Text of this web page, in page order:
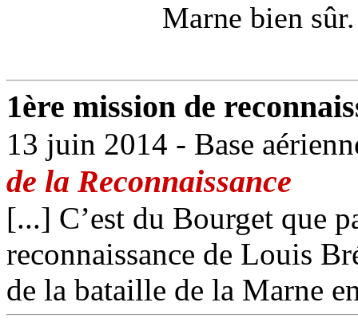
Marne bien
1ère mission de
13 juin 2014 - Base
de la Reconnaissance
[...] C’est du Bourget que
reconnaissance de Louis
de la bataille de la Marne